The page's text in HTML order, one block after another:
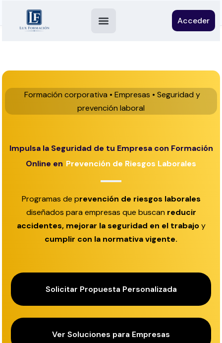
Acceder
Formación corporativa • Empresas • Seguridad y
prevención laboral
Impulsa la Seguridad de tu Empresa con Formación
Online en Prevención de Riesgos Laborales
Programas de prevención de riesgos laborales
diseñados para empresas que buscan reducir
accidentes, mejorar la seguridad en el trabajoy
cumplir con la normativa vigente.
Solicitar Propuesta Personalizada
Ver Soluciones para Empresas